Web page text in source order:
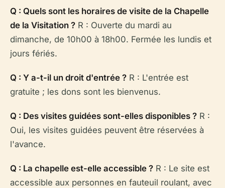
Q : Quels sont les horaires de visite de la Chapelle
de la Visitation ? R : Ouverte du mardi au
dimanche, de 10h00 à 18h00. Fermée les lundis et
jours fériés.
Q : Y a-t-il un droit d'entrée ? R : L'entrée est
gratuite ; les dons sont les bienvenus.
Q : Des visites guidées sont-elles disponibles ? R :
Oui, les visites guidées peuvent être réservées à
l'avance.
Q : La chapelle est-elle accessible ? R : Le site est
accessible aux personnes en fauteuil roulant, avec